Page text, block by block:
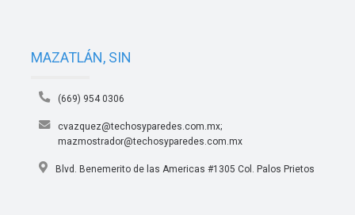
MAZATLÁN, SIN
(669) 954 0306
cvazquez@techosyparedes.com.mx;
mazmostrador@techosyparedes.com.mx
Blvd. Benemerito de las Americas #1305 Col. Palos Prietos